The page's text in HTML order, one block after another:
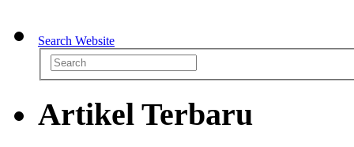
Search Website
Artikel Terbaru